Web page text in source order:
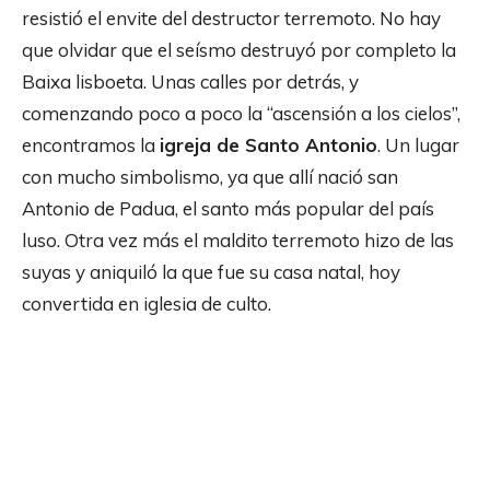
resistió el envite del destructor terremoto. No hay
que olvidar que el seísmo destruyó por completo la
Baixa lisboeta. Unas calles por detrás, y
comenzando poco a poco la “ascensión a los cielos”,
encontramos la igreja de Santo Antonio. Un lugar
con mucho simbolismo, ya que allí nació san
Antonio de Padua, el santo más popular del país
luso. Otra vez más el maldito terremoto hizo de las
suyas y aniquiló la que fue su casa natal, hoy
convertida en iglesia de culto.